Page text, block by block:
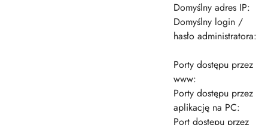
Domyślny adres IP:
Domyślny login /
hasło administratora:
Porty dostępu przez
www:
Porty dostępu przez
aplikację na PC:
Port dostępu przez